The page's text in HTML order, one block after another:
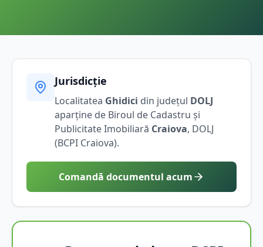
Jurisdicție
Localitatea Ghidici din județul DOLJ
aparține de Biroul de Cadastru și
Publicitate Imobiliară Craiova, DOLJ
(BCPI Craiova).
Comandă documentul acum